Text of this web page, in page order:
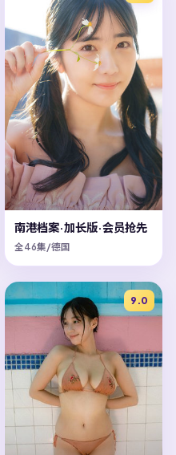
南港档案·加长版·会员抢先
全46集/德国
9.0